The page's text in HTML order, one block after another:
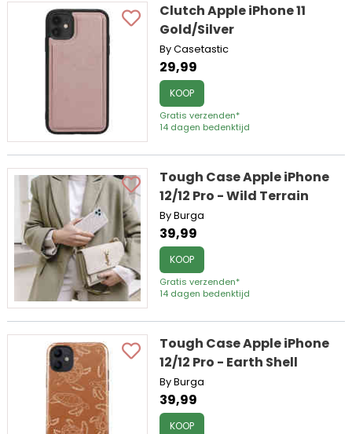
Clutch Apple iPhone 11
Gold/Silver
By Casetastic
29,99
KOOP
Gratis verzenden*
14 dagen bedenktijd
Tough Case Apple iPhone
12/12 Pro - Wild Terrain
By Burga
39,99
KOOP
Gratis verzenden*
14 dagen bedenktijd
Tough Case Apple iPhone
12/12 Pro - Earth Shell
By Burga
39,99
KOOP